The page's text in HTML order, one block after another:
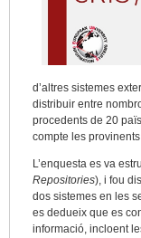
d’altres sistemes
distribuir entre
procedents de 20
compte les
L’enquesta es va
Repositories), i fou
dos sistemes en les
es dedueix que es
informació, incloent